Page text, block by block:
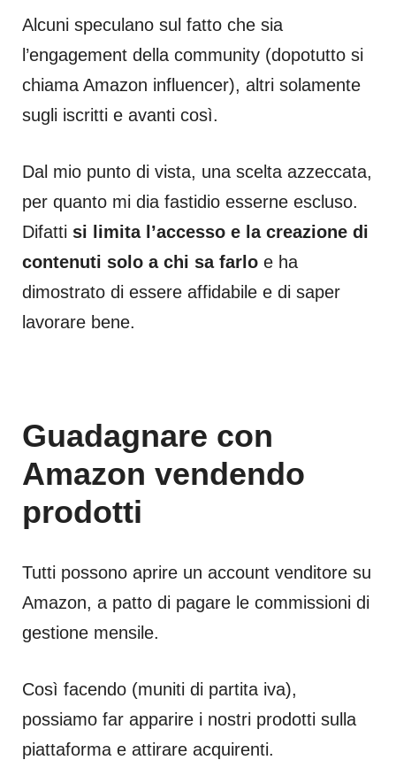
Alcuni speculano sul fatto che sia
l’engagement della community (dopotutto si
chiama Amazon influencer), altri solamente
sugli iscritti e avanti così.
Dal mio punto di vista, una scelta azzeccata,
per quanto mi dia fastidio esserne escluso.
Difatti si limita l’accesso e la creazione di
contenuti solo a chi sa farlo e ha
dimostrato di essere affidabile e di saper
lavorare bene.
Guadagnare con
Amazon vendendo
prodotti
Tutti possono aprire un account venditore su
Amazon, a patto di pagare le commissioni di
gestione mensile.
Così facendo (muniti di partita iva),
possiamo far apparire i nostri prodotti sulla
piattaforma e attirare acquirenti.